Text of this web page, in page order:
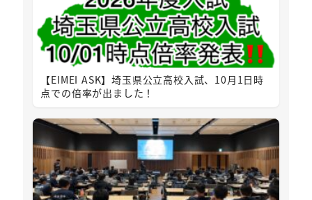
【EIMEI ASK】埼玉県公立高校入試、10月1日時
点での倍率が出ました！